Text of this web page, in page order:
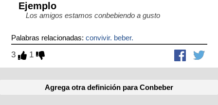
Ejemplo
Los amigos estamos conbebiendo a gusto
Palabras relacionadas: convivir. beber.
3 1
Agrega otra definición para Conbeber